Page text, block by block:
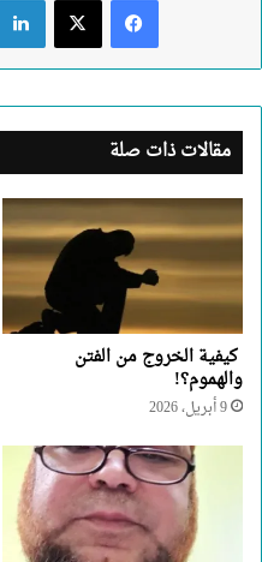
مقالات ذات صلة
كيفية الخروج من الفتن
والهموم؟!
9 أبريل، 2026